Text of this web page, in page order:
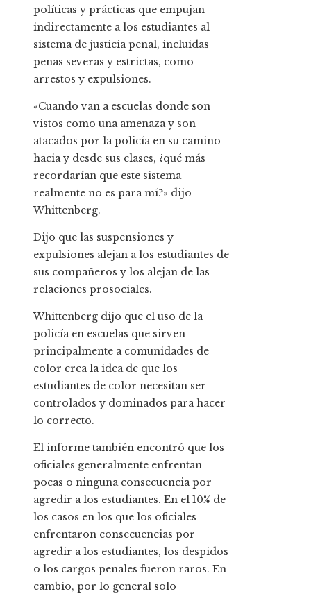
políticas y prácticas que empujan
indirectamente a los estudiantes al
sistema de justicia penal, incluidas
penas severas y estrictas, como
arrestos y expulsiones.
«Cuando van a escuelas donde son
vistos como una amenaza y son
atacados por la policía en su camino
hacia y desde sus clases, ¿qué más
recordarían que este sistema
realmente no es para mí?» dijo
Whittenberg.
Dijo que las suspensiones y
expulsiones alejan a los estudiantes de
sus compañeros y los alejan de las
relaciones prosociales.
Whittenberg dijo que el uso de la
policía en escuelas que sirven
principalmente a comunidades de
color crea la idea de que los
estudiantes de color necesitan ser
controlados y dominados para hacer
lo correcto.
El informe también encontró que los
oficiales generalmente enfrentan
pocas o ninguna consecuencia por
agredir a los estudiantes. En el 10% de
los casos en los que los oficiales
enfrentaron consecuencias por
agredir a los estudiantes, los despidos
o los cargos penales fueron raros. En
cambio, por lo general solo